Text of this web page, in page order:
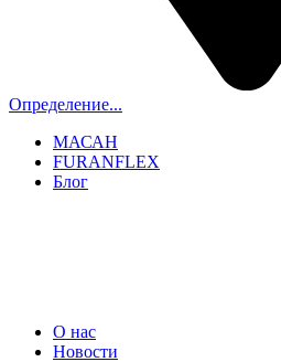
Определение...
МАСАН
FURANFLEX
Блог
О нас
Новости